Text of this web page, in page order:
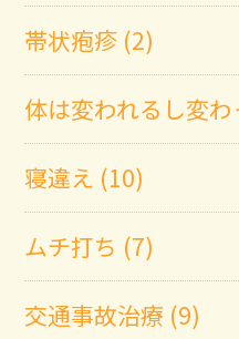
帯状疱疹 (2)
体は変われるし変
寝違え (10)
ムチ打ち (7)
交通事故治療 (9)